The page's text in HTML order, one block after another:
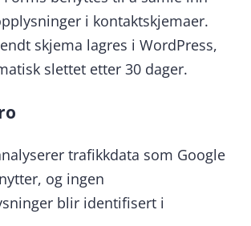
i kontaktskjemaer.
skjema lagres i WordPress,
slettet etter 30 dager.
trafikkdata som Google
og ingen
blir identifisert i